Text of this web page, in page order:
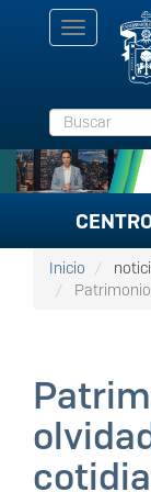
Toggle
navigation
Buscar
Inicio